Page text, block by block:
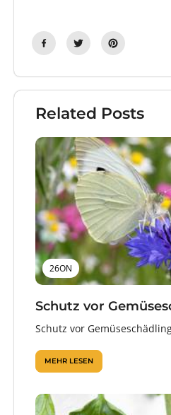
Related Posts
26ON
Schutz vor
Schutz vor
MEHR LESEN